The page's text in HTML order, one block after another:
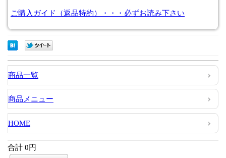
ご購入ガイド（返品特約）・・・必ずお読み下さい
商品一覧
商品メニュー
HOME
合計 0円